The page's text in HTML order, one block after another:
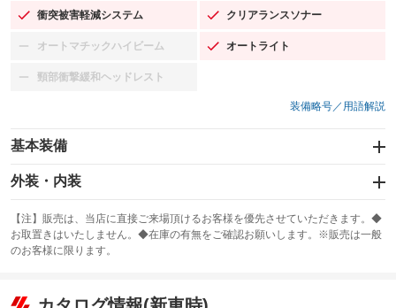
衝突被害軽減システム
：装備あり クリアランスソナー
：装備あり
オートマチックハイビーム
：装備なし オートライト
：装備あり
頸部衝撃緩和ヘッドレスト
：装備なし
装備略号／用語解説
基本装備
エアバッグ：運転席/助手席/サイド
：装備あり
：装備なし
サンルーフ
：装備なし ABS
リフトアップ
外装・内装
カーナビ
：装備なし
TV
：装備なし
【注】販売は、当店に直接ご来場頂けるお客様を優先させていただきます。◆
お取置きはいたしません。◆在庫の有無をご確認お願いします。※販売は一般
のお客様に限ります。